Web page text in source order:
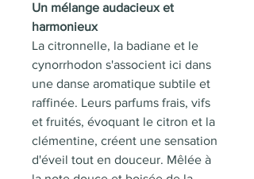
Un mélange audacieux et
harmonieux
La citronnelle, la badiane et le
cynorrhodon s'associent ici dans
une danse aromatique subtile et
raffinée. Leurs parfums frais, vifs
et fruités, évoquant le citron et la
clémentine, créent une sensation
d'éveil tout en douceur. Mêlée à